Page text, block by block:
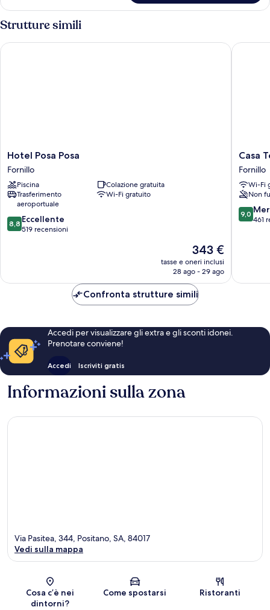
Vista
Panoramica
Mare
Tripla
Comfort
Vista
Panoramica
O
Strutture simili
Hotel
Posa
Posa
Fornillo
Hotel Posa Posa
Fornillo
Piscina
Colazione gratuita
Trasferimento
aeroportuale
Wi-Fi gratuito
8.8
su
8,8 Eccellente
519 recensioni
Il
prezzo
attuale
343 €
343 €
tasse e oneri inclusi
28 ago - 29 ago
Hotel Posa Posa
Casa
Teresa
Fornillo
Casa
Fornillo
Wi-Fi
Non
9.0
su
9,0
461
Casa
Confronta strutture simili
Accedi per visualizzare gli extra e gli sconti idonei.
Prenotare conviene!
Accedi Iscriviti gratis
Informazioni sulla zona
Mappa
Via Pasitea, 344, Positano, SA, 84017
Vedi sulla mappa
Cosa c’è nei
dintorni?
Come spostarsi Ristoranti